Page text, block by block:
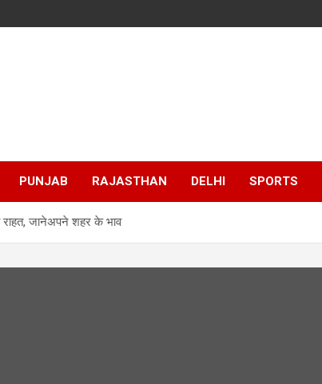
PUNJAB RAJASTHAN DELHI SPORTS
जानेअपने शहर के भाव